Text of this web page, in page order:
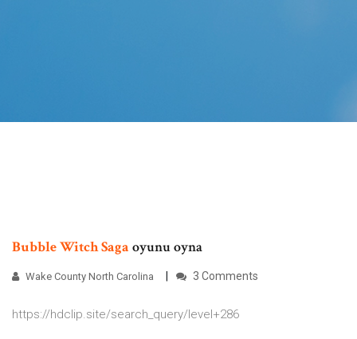
BubbleWitchSaga oyunu oyna
Wake County North Carolina 3 Comments
https://hdclip.site/search_query/level+286